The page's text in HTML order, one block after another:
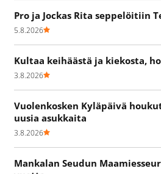
Pro ja Jockas Rita seppelöitiin
5.8.2026
Kultaa keihäästä ja kiekosta,
3.8.2026
Vuolenkosken Kyläpäivä
uusia asukkaita
3.8.2026
Mankalan Seudun